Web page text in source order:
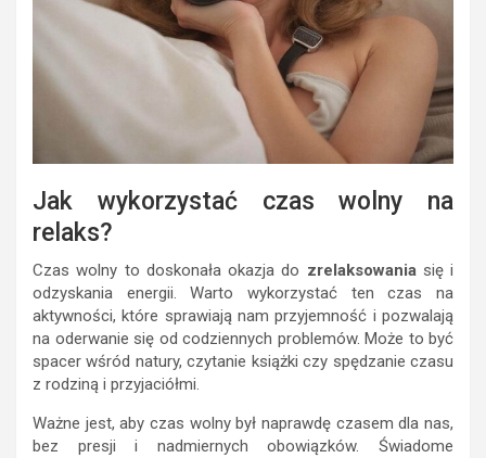
Jak wykorzystać czas wolny na
relaks?
Czas wolny to doskonała okazja do zrelaksowaniasię i
odzyskania energii. Warto wykorzystać ten czas na
aktywności, które sprawiają nam przyjemność i pozwalają
na oderwanie się od codziennych problemów. Może to być
spacer wśród natury, czytanie książki czy spędzanie czasu
z rodziną i przyjaciółmi.
Ważne jest, aby czas wolny był naprawdę czasem dla nas,
bez presji i nadmiernych obowiązków. Świadome